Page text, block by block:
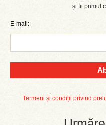
și fii primul
E-mail:
Termeni și condiții privind